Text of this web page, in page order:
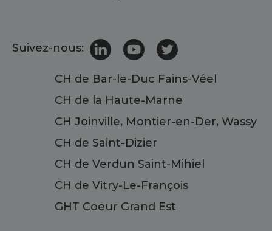
Suivez-nous:
CH de Bar-le-Duc Fains-Véel
CH de la Haute-Marne
CH Joinville, Montier-en-Der, Wassy
CH de Saint-Dizier
CH de Verdun Saint-Mihiel
CH de Vitry-Le-François
GHT Coeur Grand Est